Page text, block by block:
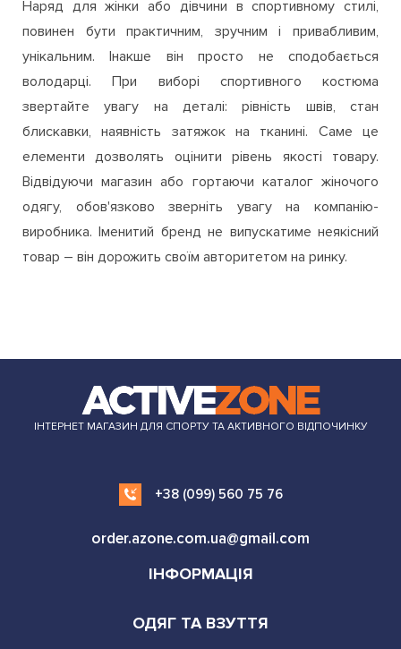
Наряд для жінки або дівчини в спортивному стилі,
повинен бути практичним, зручним і привабливим,
унікальним. Інакше він просто не сподобається
володарці. При виборі спортивного костюма
звертайте увагу на деталі: рівність швів, стан
блискавки, наявність затяжок на тканині. Саме це
елементи дозволять оцінити рівень якості товару.
Відвідуючи магазин або гортаючи каталог жіночого
одягу, обов'язково зверніть увагу на компанію-
виробника. Іменитий бренд не випускатиме неякісний
товар – він дорожить своїм авторитетом на ринку.
ІНТЕРНЕТ МАГАЗИН ДЛЯ СПОРТУ ТА АКТИВНОГО ВІДПОЧИНКУ
+38 (099) 560 75 76
order.azone.com.ua@gmail.com
ІНФОРМАЦІЯ
ОДЯГ ТА ВЗУТТЯ